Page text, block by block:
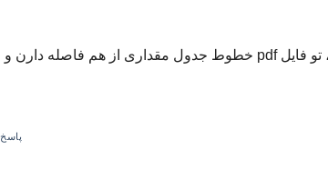
جدول رو تو اکسل ایجاد کردم ، هنگامی که save as pdf میکنم ، تو فایل pdf خطوط جدول مقداری از هم فاصله دارن و
پاسخ